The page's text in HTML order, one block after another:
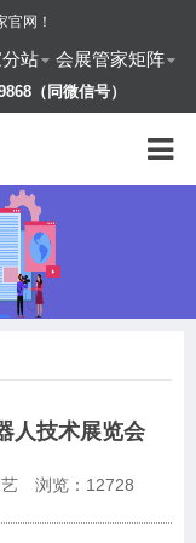
官网 ！
站
会展管家矩阵
（同微信号）
人技术展览会
浏览： 12728